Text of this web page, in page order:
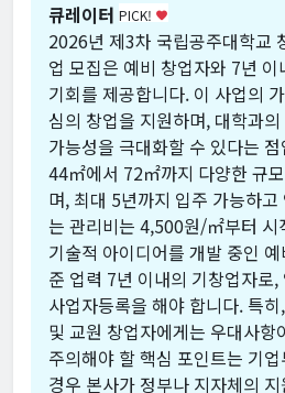
큐레이터 PICK! favorite
2026년 제3차 국립공주대학교
업 모집은 예비 창업자와 7년
기회를 제공합니다. 이 사업의
심의 창업을 지원하며, 대학과
가능성을 극대화할 수 있다는
44㎡에서 72㎡까지 다양한 규
며, 최대 5년까지 입주 가능하
는 관리비는 4,500원/㎡부터 시
기술적 아이디어를 개발 중인
준 업력 7년 이내의 기창업자로
사업자등록을 해야 합니다. 특
및 교원 창업자에게는 우대사항
주의해야 할 핵심 포인트는 기
경우 본사가 정부나 지자체의